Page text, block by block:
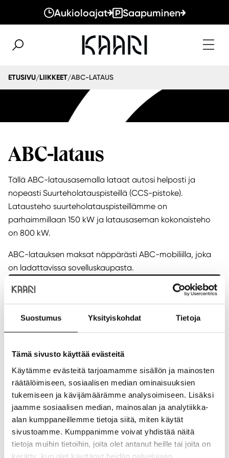
Suostumus Yksityiskohdat Tietoja
Tämä sivusto käyttää evästeitä
Käytämme evästeitä tarjoamamme sisällön ja mainosten
räätälöimiseen, sosiaalisen median ominaisuuksien
tukemiseen ja kävijämäärämme analysoimiseen. Lisäksi
jaamme sosiaalisen median, mainosalan ja analytiikka-
alan kumppaneillemme tietoja siitä, miten käytät
sivustoamme. Kumppanimme voivat yhdistää näitä
tietoja muihin tietoihin, joita olet antanut heille tai joita on
kerätty, kun olet käyttänyt heidän palvelujaan.
Aukioloajat Saapuminen
ETUSIVU/LIIKKEET/ABC-LATAUS
ABC-lataus
Tällä ABC-latausasemalla lataat autosi helposti ja
nopeasti Suurteholatauspisteillä (CCS-pistoke).
Latausteho suurteholatauspisteillämme on
parhaimmillaan 150 kW ja latausaseman kokonaisteho
on 800 kW.
ABC-latauksen maksat näppärästi ABC-mobiliilla, joka
on ladattavissa sovelluskaupasta.
Sijainti ja yhteystiedot
Sijainti:P-kerros
Puhelin: +358107680080
Verkkosivusto:
Aukioloajat
Ma: 00:00- 23:59
Ti: